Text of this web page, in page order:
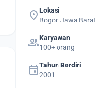
location_on Lokasi
Bogor, Jawa Barat
groupKaryawan
100+ orang
eventTahun Berdiri
2001